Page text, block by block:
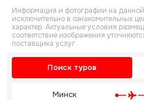
Информация и фотографии на
исключительно в ознакомительных
характер. Актуальные условия
соответствие изображения
поставщика услуг.
Поиск туров
Минск